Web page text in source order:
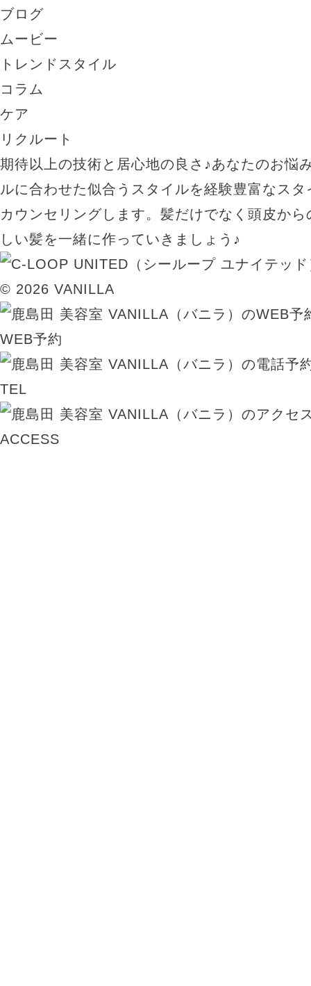
ブログ
ムービー
トレンドスタイル
コラム
ケア
リクルート
期待以上の技術と居心地の良さ♪あなたのお悩
ルに合わせた似合うスタイルを経験豊富なス
カウンセリングします。髪だけでなく頭皮か
しい髪を一緒に作っていきましょう♪
© 2026 VANILLA
WEB予約
TEL
ACCESS